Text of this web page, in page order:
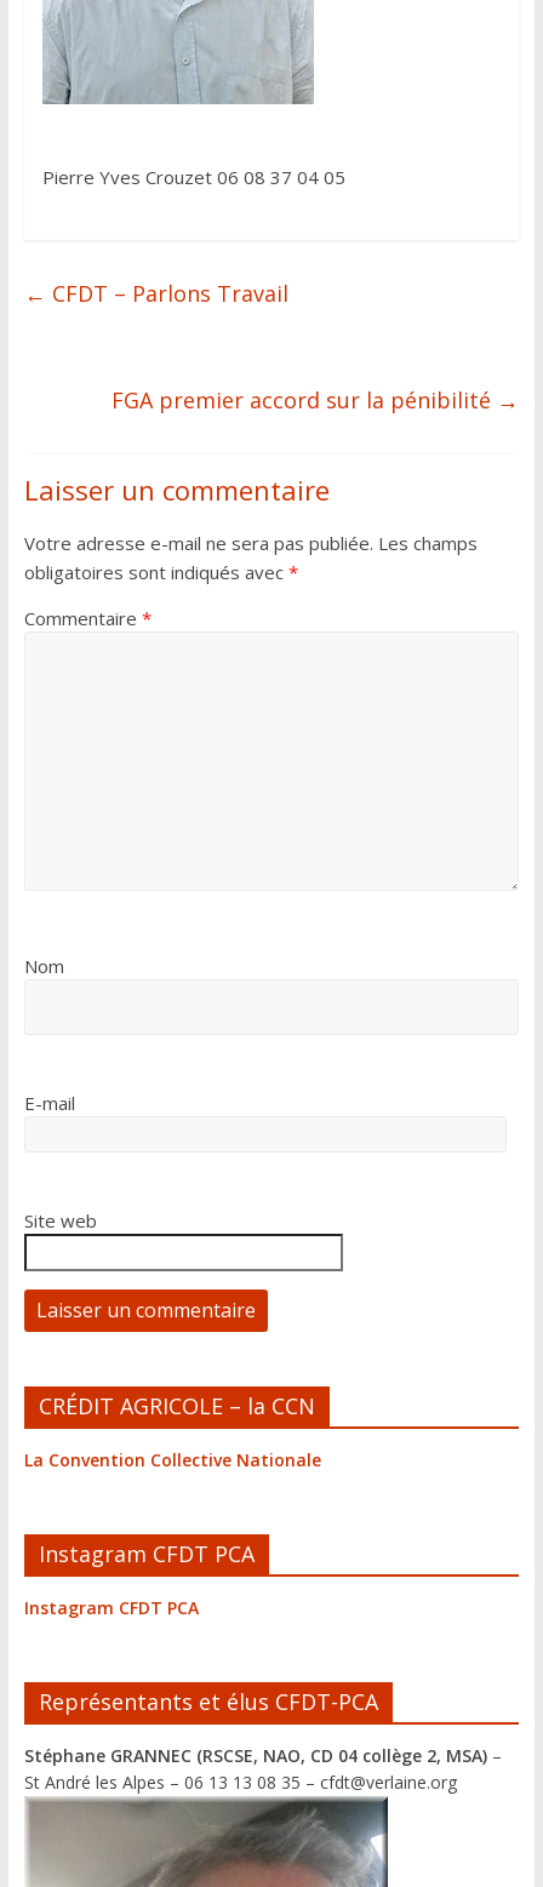
Pierre Yves Crouzet 06 08 37 04 05
← CFDT – Parlons Travail
FGA premier accord sur la pénibilité →
Laisser un commentaire
Votre adresse e-mail ne sera pas publiée. Les champs
obligatoires sont indiqués avec *
Commentaire *
Nom
E-mail
Site web
l
t
a
t
:
CRÉDIT AGRICOLE – la CCN
La Convention Collective Nationale
Instagram CFDT PCA
Instagram CFDT PCA
Représentants et élus CFDT-PCA
Stéphane GRANNEC (RSCSE, NAO, CD 04 collège 2, MSA)–
St André les Alpes – 06 13 13 08 35 – cfdt@verlaine.org